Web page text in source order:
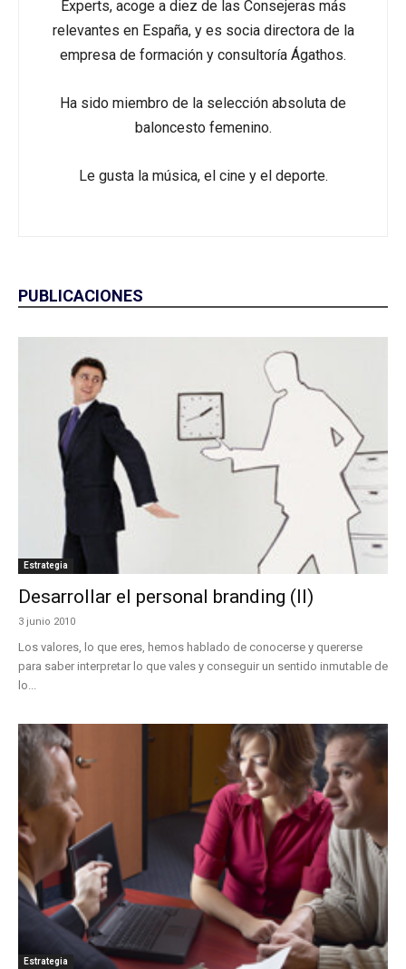
Experts, acoge a diez de las Consejeras más
relevantes en España, y es socia directora de la
empresa de formación y consultoría Ágathos.
Ha sido miembro de la selección absoluta de
baloncesto femenino.
Le gusta la música, el cine y el deporte.
PUBLICACIONES
Estrategia
Desarrollar el personal branding (II)
3 junio 2010
Los valores, lo que eres, hemos hablado de conocerse y quererse
para saber interpretar lo que vales y conseguir un sentido inmutable de
lo...
Estrategia